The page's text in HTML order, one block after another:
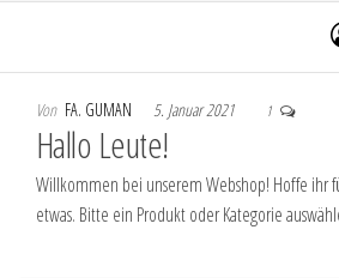
Von FA. GUMAN 5. Januar 2021 1
Hallo Leute!
Willkommen bei unserem Webshop! Hoffe ihr
etwas. Bitte ein Produkt oder Kategorie